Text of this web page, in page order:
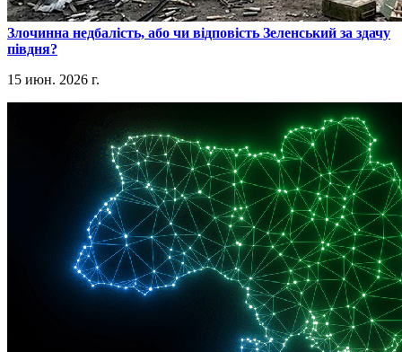
​Злочинна недбалість, або чи відповість Зеленський за здачу
півдня?
15 июн. 2026 г.